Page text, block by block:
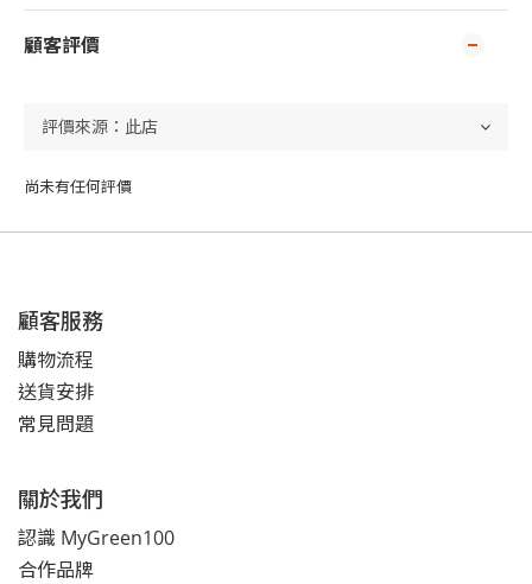
顧客評價
尚未有任何評價
顧客服務
購物流程
送貨安排
常見問題
關於我們
認識 MyGreen100
合作品牌